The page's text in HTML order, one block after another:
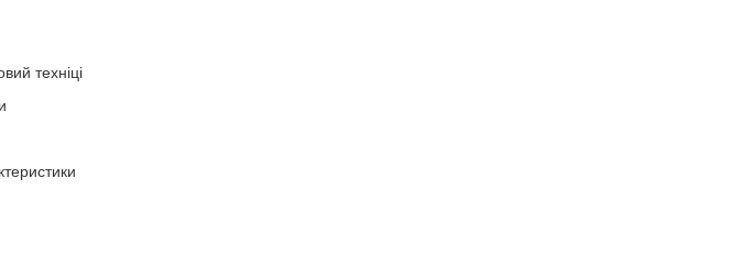
техніці